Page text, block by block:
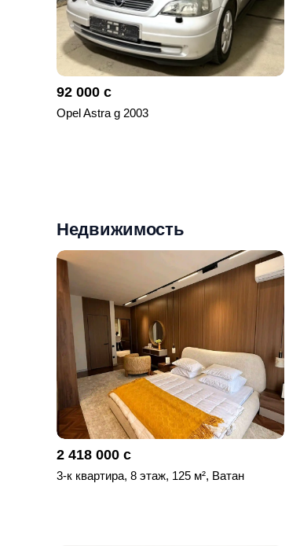
92 000 с
Opel Astra g 2003
Недвижимость
2 418 000 с
3-к квартира, 8 этаж, 125 м², Ватан